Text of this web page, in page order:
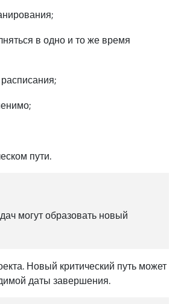
в одно и то же время
пути.
могут образовать новый
Новый критический путь может
даты завершения.